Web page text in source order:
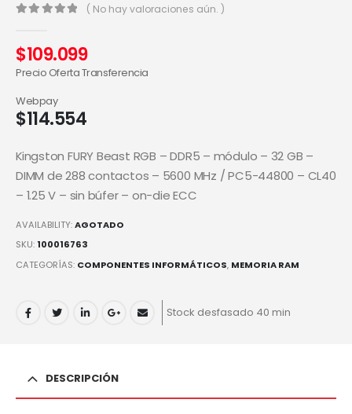
( No hay valoraciones aún. )
$109.099
Precio Oferta Transferencia
$114.554
Webpay
Kingston FURY Beast RGB – DDR5 – módulo – 32 GB –
DIMM de 288 contactos – 5600 MHz / PC5-44800 – CL40
– 1.25 V – sin búfer – on-die ECC
AVAILABILITY:AGOTADO
SKU:100016763
CATEGORÍAS: COMPONENTES INFORMÁTICOS, MEMORIA RAM
Stock desfasado 40 min
DESCRIPCIÓN